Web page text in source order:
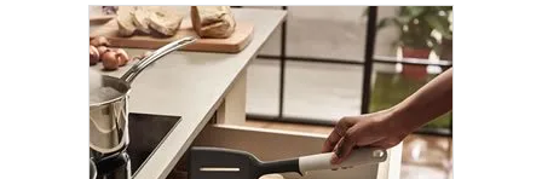
search